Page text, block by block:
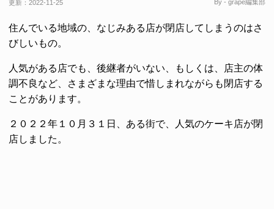
更新： 2022-11-25 By - grape編集部
住んでいる地域の、なじみある店が閉店してしまうのはさ
びしいもの。
人気がある店でも、後継者がいない、もしくは、店主の体
調不良など、さまざまな理由で惜しまれながらも閉店する
ことがあります。
２０２２年１０月３１日、ある街で、人気のケーキ店が閉
店しました。